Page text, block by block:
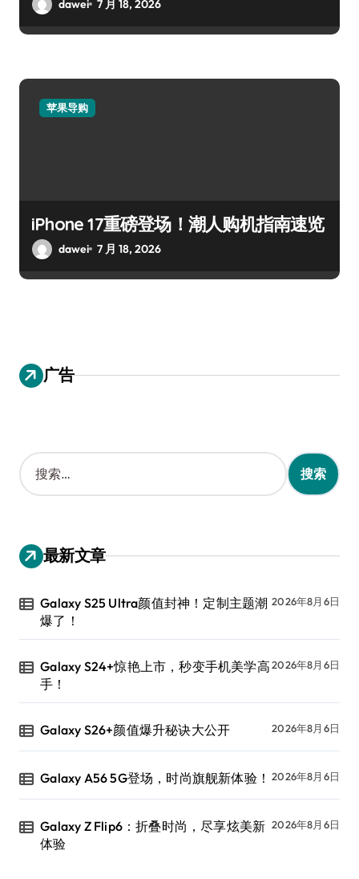
dawei 7 月 18, 2026
苹果导购
iPhone 17重磅登场！潮人购机指南速览
dawei 7 月 18, 2026
广告
搜
索
：
最新文章
Galaxy S25 Ultra颜值封神！定制主题潮
爆了！
2026年8月6日
Galaxy S24+惊艳上市，秒变手机美学高
手！
2026年8月6日
Galaxy S26+颜值爆升秘诀大公开 2026年8月6日
Galaxy A56 5G登场，时尚旗舰新体验！ 2026年8月6日
Galaxy Z Flip6：折叠时尚，尽享炫美新
体验
2026年8月6日